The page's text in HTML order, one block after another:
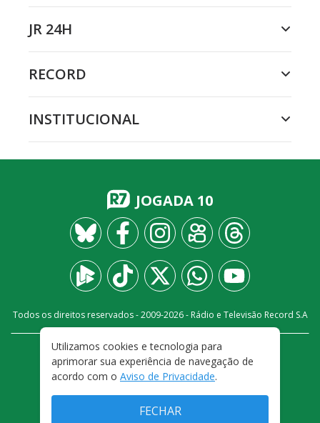
JR 24H
RECORD
INSTITUCIONAL
JOGADA 10
Todos os direitos reservados - 2009-2026- Rádio e Televisão Record S.A
FALE CONOSCO
PRIVACIDADE
TERMOS E CONDIÇÕES DE USO
Utilizamos cookies e tecnologia para
aprimorar sua experiência de navegação de
acordo com o Aviso de Privacidade.
FECHAR